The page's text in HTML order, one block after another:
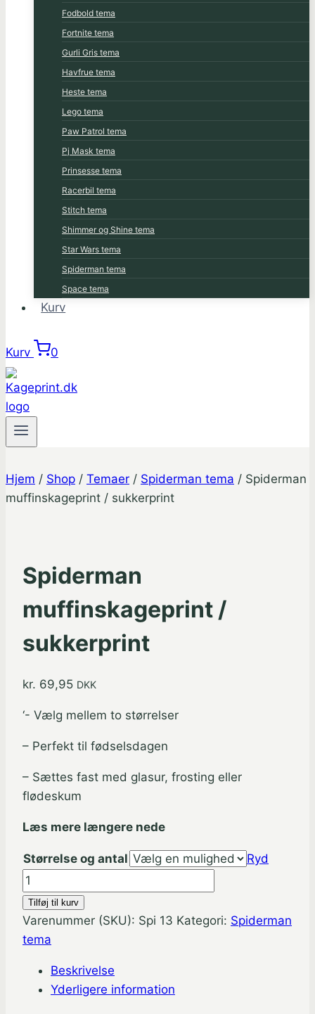
Fodbold tema
Fortnite tema
Gurli Gris tema
Havfrue tema
Heste tema
Lego tema
Paw Patrol tema
Pj Mask tema
Prinsesse tema
Racerbil tema
Stitch tema
Shimmer og Shine tema
Star Wars tema
Spiderman tema
Space tema
Kurv
Kurv 0
Hjem / Shop / Temaer / Spiderman tema / Spiderman
muffinskageprint / sukkerprint
Spiderman
muffinskageprint /
sukkerprint
kr. 69,95 DKK
‘- Vælg mellem to størrelser
– Perfekt til fødselsdagen
– Sættes fast med glasur, frosting eller
flødeskum
Læs mere længere nede
Størrelse og antal
Ryd
Spiderman
muffinskageprint
/
sukkerprint
Tilføj til kurv
Varenummer (SKU): Spi 13 Kategori: Spiderman
tema
Beskrivelse
Yderligere information